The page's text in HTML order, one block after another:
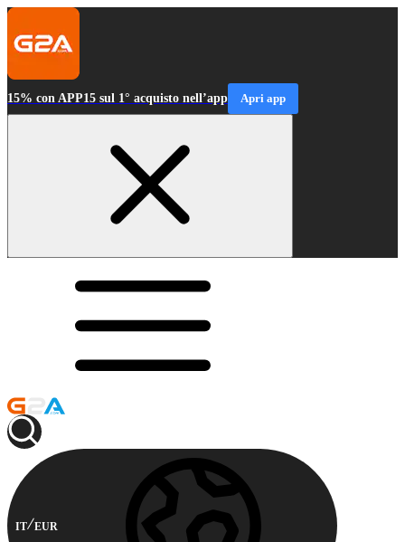
15% con APP15 sul 1° acquisto nell’app Apri app
IT EUR